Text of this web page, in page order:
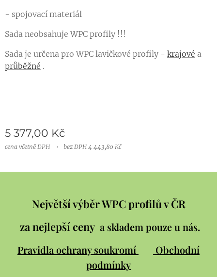
- spojovací materiál
Sada neobsahuje WPC profily !!!
Sada je určena pro WPC lavičkové profily - krajové a
průběžné .
5 377,00 Kč
cena včetně DPH bez DPH 4 443,80 Kč
Největší výběr WPC profilů v ČR
za nejlepší ceny a skladem pouze u nás.
Pravidla ochrany soukromí
Obchodní
podmínky